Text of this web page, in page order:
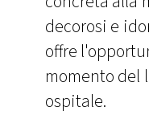
decorosi e
offre
momento
ospitale.